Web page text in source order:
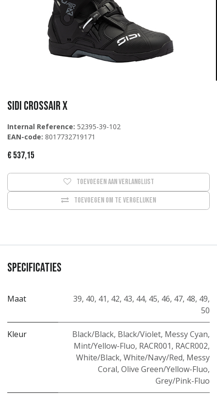
Sidi Crossair X
Internal Reference: 52395-39-102
EAN-code: 8017732719171
€ 537,15
Toevoegen om te vergelijken
Toevoegen aan verlanglijst
Specificaties
Maat 39, 40, 41, 42, 43, 44, 45, 46, 47, 48, 49,
50
Kleur Black/Black, Black/Violet, Messy Cyan,
Mint/Yellow-Fluo, RACR001, RACR002,
White/Black, White/Navy/Red, Messy
Coral, Olive Green/Yellow-Fluo,
Grey/Pink-Fluo